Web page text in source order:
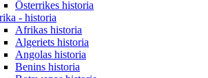
Österrikes historia
- historia
Afrikas historia
Algeriets historia
Angolas historia
Benins historia